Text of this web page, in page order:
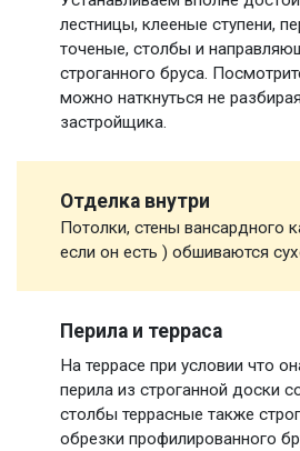
лестницы, клееные ступени,
точеные, столбы и
строганного бруса.
можно наткнуться не
застройщика.
Отделка внутри
Потолки, стены вансардного
если он есть ) обшиваются
Перила и терраса
На террасе при условии что
перила из строганной доски
столбы террасные также
обрезки профилированного